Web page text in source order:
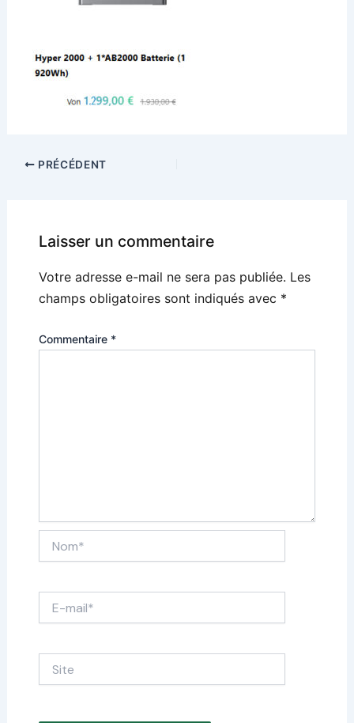
PRÉCÉDENT
Laisser un commentaire
Votre adresse e-mail ne sera pas publiée. Les
champs obligatoires sont indiqués avec *
Commentaire *
mail*